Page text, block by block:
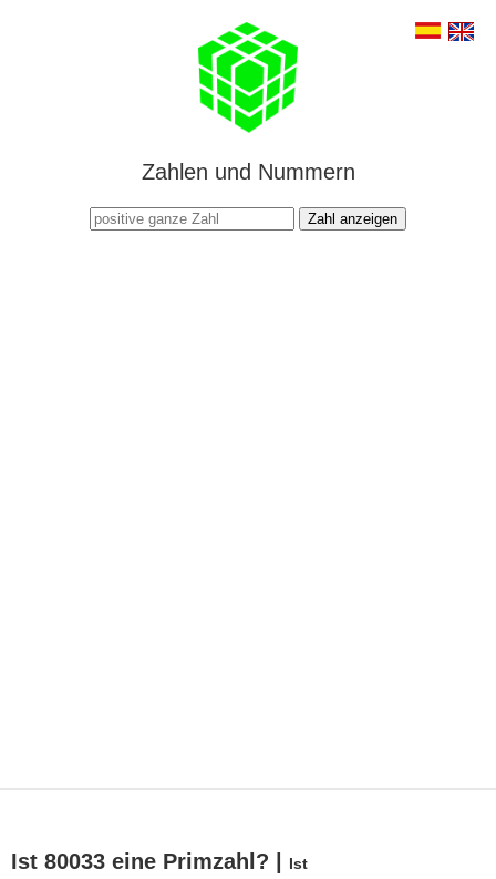
Zahlen und Nummern
Zahl anzeigen
Ist 80033 eine Primzahl? |
Ist